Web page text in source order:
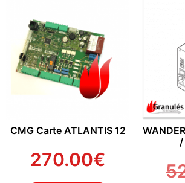
CMG Carte ATLANTIS 12
270.00€
/